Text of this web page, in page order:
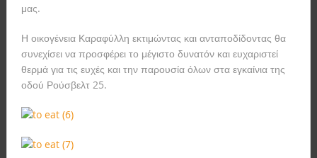
μας.
Η οικογένεια Καραφύλλη εκτιμώντας και ανταποδίδοντας θα
συνεχίσει να προσφέρει το μέγιστο δυνατόν και ευχαριστεί
θερμά για τις ευχές και την παρουσία όλων στα εγκαίνια της
οδού Ρούσβελτ 25.